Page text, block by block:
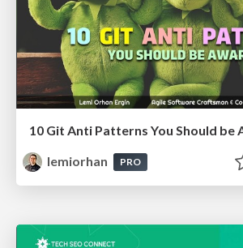
10 Git Anti Patterns You Should be
lemiorhan
PRO